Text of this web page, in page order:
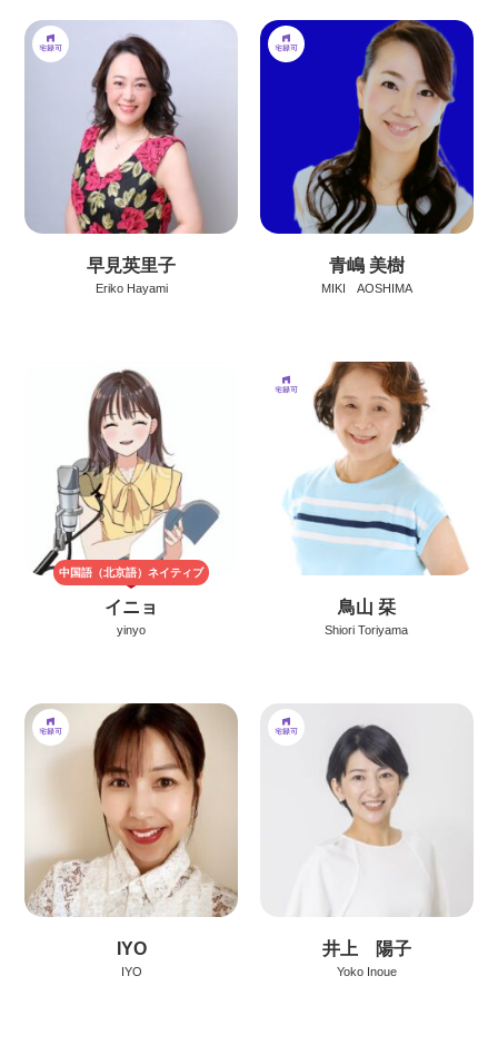
早見英里子
Eriko Hayami
青嶋 美樹
MIKI AOSHIMA
中国語（北京語）ネイティブ
イニョ
yinyo
鳥山 栞
Shiori Toriyama
IYO
IYO
井上 陽子
Yoko Inoue